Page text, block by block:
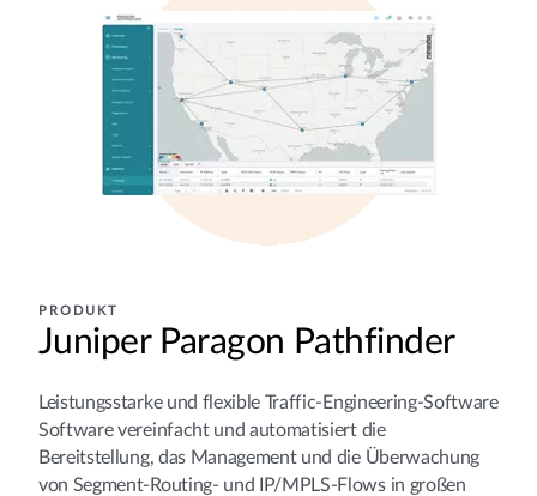
PRODUKT
Juniper Paragon Pathfinder
Leistungsstarke und flexible Traffic-Engineering-Software
Software vereinfacht und automatisiert die
Bereitstellung, das Management und die Überwachung
von Segment-Routing- und IP/MPLS-Flows in großen